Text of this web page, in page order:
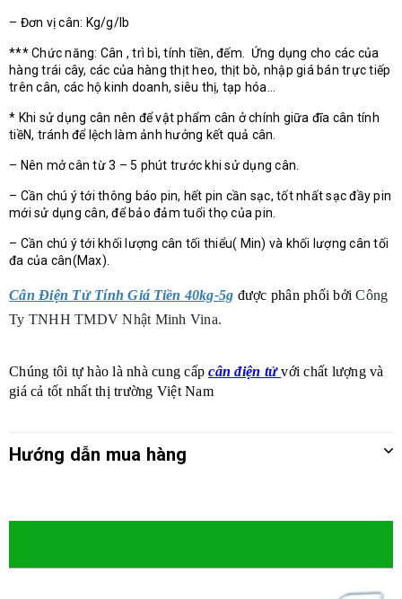
– Đơn vị cân: Kg/g/lb
*** Chức năng: Cân , trì bì, tính tiền, đếm. Ứng dụng cho các của
hàng trái cây, các của hàng thịt heo, thịt bò, nhập giá bán trực tiếp
trên cân, các hộ kinh doanh, siêu thị, tạp hóa…
* Khi sử dụng cân nên để vật phẩm cân ở chính giữa đĩa cân tính
tiềN, tránh để lệch làm ảnh hưởng kết quả cân.
– Nên mở cân từ 3 – 5 phút trước khi sử dụng cân.
– Cần chú ý tới thông báo pin, hết pin cần sạc, tốt nhất sạc đầy pin
mới sử dụng cân, để bảo đảm tuổi thọ của pin.
– Cần chú ý tới khối lượng cân tối thiểu( Min) và khối lượng cân tối
đa của cân(Max).
Cân Điện Tử Tính Giá Tiền 40kg-5g được phân phối bởi Công
Ty TNHH TMDV Nhật Minh Vina.
Chúng tôi tự hào là nhà cung cấpcân điện tửvới chất lượng và
giá cả tốt nhất thị trường Việt Nam
Hướng dẫn mua hàng